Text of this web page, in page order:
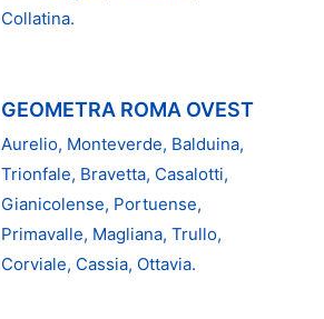
Collatina.
GEOMETRA ROMA OVEST
Aurelio, Monteverde, Balduina,
Trionfale, Bravetta, Casalotti,
Gianicolense, Portuense,
Primavalle, Magliana, Trullo,
Corviale, Cassia, Ottavia.